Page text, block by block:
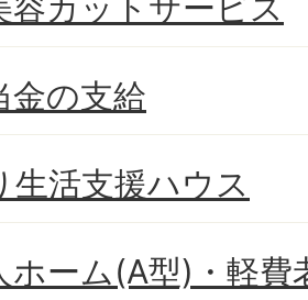
金の支給
生活支援ハウス
ホーム(A型)・軽